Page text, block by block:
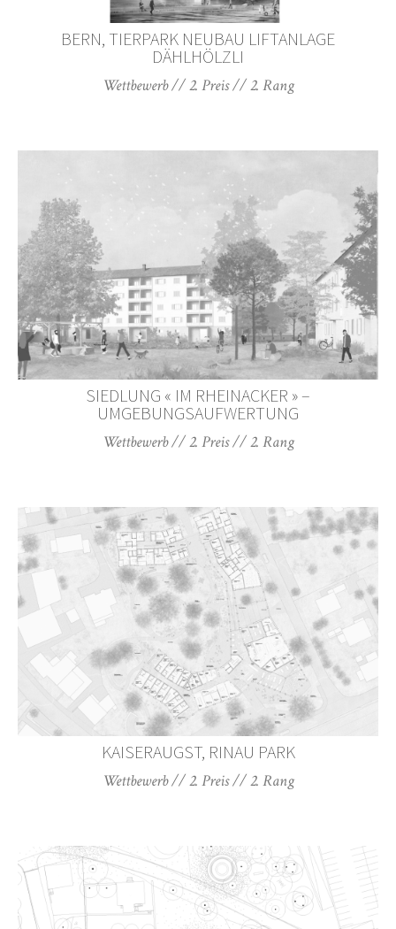
BERN, TIERPARK NEUBAU LIFTANLAGE
DÄHLHÖLZLI
Wettbewerb // 2. Preis // 2. Rang
SIEDLUNG « IM RHEINACKER » –
UMGEBUNGSAUFWERTUNG
Wettbewerb // 2. Preis // 2. Rang
KAISERAUGST, RINAU PARK
Wettbewerb // 2. Preis // 2. Rang